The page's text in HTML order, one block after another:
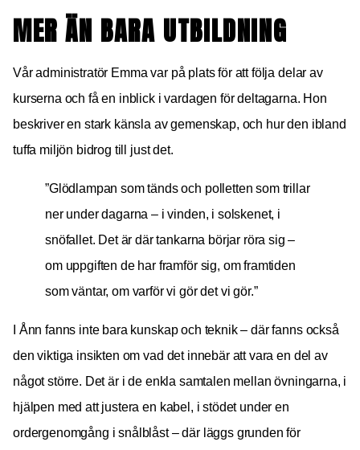
MER ÄN BARA UTBILDNING
Vår administratör Emma var på plats för att följa delar av
kurserna och få en inblick i vardagen för deltagarna. Hon
beskriver en stark känsla av gemenskap, och hur den ibland
tuffa miljön bidrog till just det.
”Glödlampan som tänds och polletten som trillar
ner under dagarna – i vinden, i solskenet, i
snöfallet. Det är där tankarna börjar röra sig –
om uppgiften de har framför sig, om framtiden
som väntar, om varför vi gör det vi gör.”
I Ånn fanns inte bara kunskap och teknik – där fanns också
den viktiga insikten om vad det innebär att vara en del av
något större. Det är i de enkla samtalen mellan övningarna, i
hjälpen med att justera en kabel, i stödet under en
ordergenomgång i snålblåst – där läggs grunden för